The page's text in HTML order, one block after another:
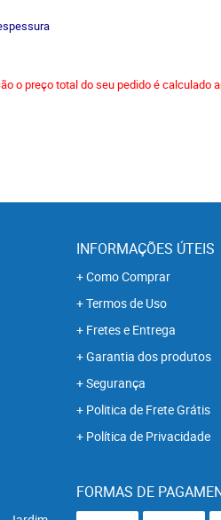
o preço total do seu pedido é calculado
INFORMAÇÕES ÚTEIS
Como Comprar
Termos de Uso
Fretes e Entrega
Garantia dos produtos
Segurança
Politica de Frete Grátis
Política de Privacidade
FORMAS DE